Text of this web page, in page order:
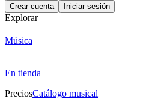
Crear cuenta Iniciar sesión
Explorar
Música
En tienda
PreciosCatálogo musical